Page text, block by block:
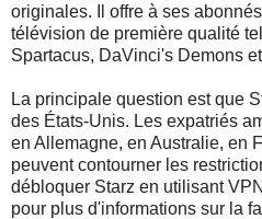
originales. Il offre à ses
télévision de première qualité
Spartacus, DaVinci's Demons
La principale question est que
des États-Unis. Les expatriés
en Allemagne, en Australie, en
peuvent contourner les
débloquer Starz en utilisant
pour plus d'informations sur la